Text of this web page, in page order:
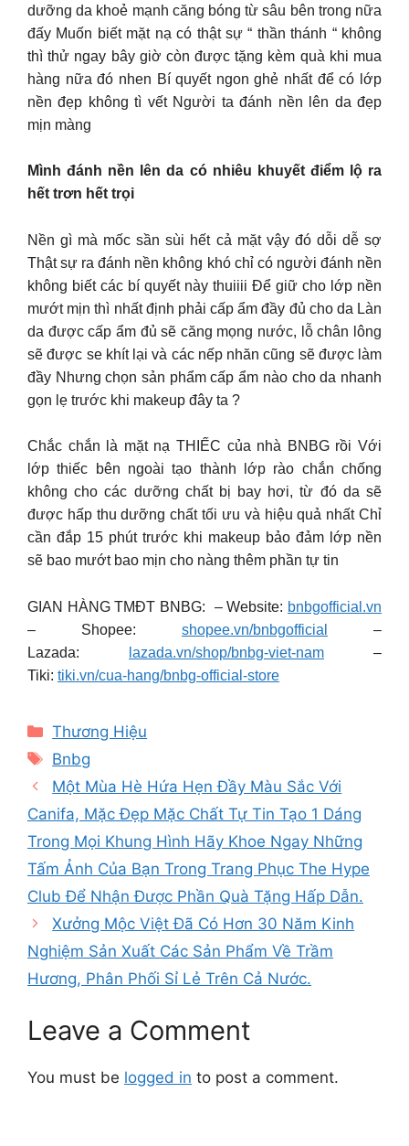
dưỡng da khoẻ mạnh căng bóng từ sâu bên trong nữa
đấy Muốn biết mặt nạ có thật sự “ thần thánh “ không
thì thử ngay bây giờ còn được tặng kèm quà khi mua
hàng nữa đó nhen Bí quyết ngon ghẻ nhất để có lớp
nền đẹp không tì vết Người ta đánh nền lên da đẹp
mịn màng
Mình đánh nền lên da có nhiêu khuyết điểm lộ ra
hết trơn hết trọi
Nền gì mà mốc sần sùi hết cả mặt vậy đó dỗi dễ sợ
Thật sự ra đánh nền không khó chỉ có người đánh nền
không biết các bí quyết này thuiiii Để giữ cho lớp nền
mướt mịn thì nhất định phải cấp ẩm đầy đủ cho da Làn
da được cấp ẩm đủ sẽ căng mọng nước, lỗ chân lông
sẽ được se khít lại và các nếp nhăn cũng sẽ được làm
đầy Nhưng chọn sản phẩm cấp ẩm nào cho da nhanh
gọn lẹ trước khi makeup đây ta ?
Chắc chắn là mặt nạ THIẾC của nhà BNBG rồi Với
lớp thiếc bên ngoài tạo thành lớp rào chắn chống
không cho các dưỡng chất bị bay hơi, từ đó da sẽ
được hấp thu dưỡng chất tối ưu và hiệu quả nhất Chỉ
cần đắp 15 phút trước khi makeup bảo đảm lớp nền
sẽ bao mướt bao mịn cho nàng thêm phần tự tin
GIAN HÀNG TMĐT BNBG: – Website: bnbgofficial.vn
– Shopee: shopee.vn/bnbgofficial
–
Lazada:
lazada.vn/shop/bnbg-viet-nam –
Tiki: tiki.vn/cua-hang/bnbg-official-store
Categories
Thương Hiệu
Tags
Bnbg
Một Mùa Hè Hứa Hẹn Đầy Màu Sắc Với
Canifa, Mặc Đẹp Mặc Chất Tự Tin Tạo 1 Dáng
Trong Mọi Khung Hình Hãy Khoe Ngay Những
Tấm Ảnh Của Bạn Trong Trang Phục The Hype
Club Để Nhận Được Phần Quà Tặng Hấp Dẫn.
Xưởng Mộc Việt Đã Có Hơn 30 Năm Kinh
Nghiệm Sản Xuất Các Sản Phẩm Về Trầm
Hương, Phân Phối Sỉ Lẻ Trên Cả Nước.
Leave a Comment
You must be logged in to post a comment.